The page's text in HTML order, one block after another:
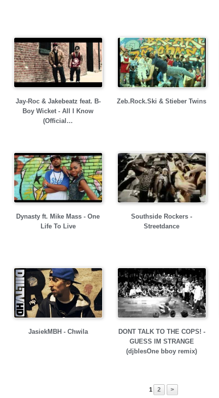
Jay-Roc & Jakebeatz feat. B-
Boy Wicket - All I Know
(Official…
Zeb.Rock.Ski & Stieber Twins
Dynasty ft. Mike Mass - One
Life To Live
Southside Rockers -
Streetdance
JasiekMBH - Chwila
DONT TALK TO THE COPS! -
GUESS IM STRANGE
(djblesOne bboy remix)
1 2 >